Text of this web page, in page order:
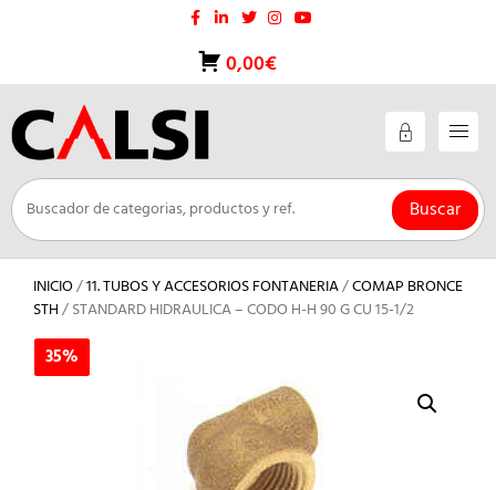
0,00€
Buscar
INICIO/11. TUBOS Y ACCESORIOS FONTANERIA/COMAP BRONCE
STH/ STANDARD HIDRAULICA – CODO H-H 90 G CU 15-1/2
35%
35%